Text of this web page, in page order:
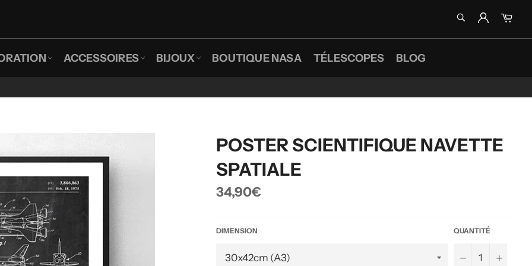
Recherche
ACCESSOIRES BIJOUX BOUTIQUE NASA TÉLESCOPES BLOG
POSTER SCIENTIFIQUE NAVETTE
SPATIALE
Prix
régulier
34,90€
DIMENSION QUANTITÉ
− +